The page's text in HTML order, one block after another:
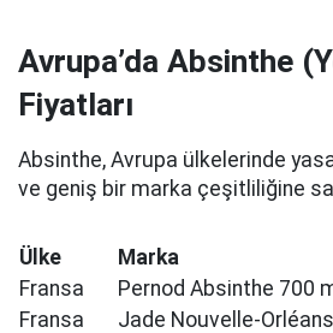
Avrupa’da Absinthe
Fiyatları
Absinthe, Avrupa ülkelerinde
ve geniş bir marka çeşitliliğine
Ülke Marka
Fransa
Pernod Absinthe 700
Fransa
Jade Nouvelle-